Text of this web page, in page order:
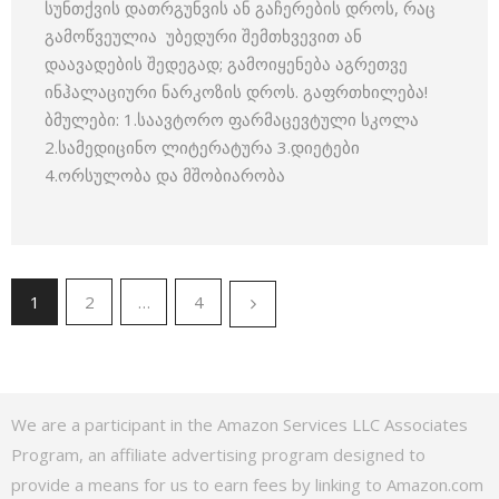
სუნთქვის დათრგუნვის ან გაჩერების დროს, რაც
გამოწვეულია უბედური შემთხვევით ან
დაავადების შედეგად; გამოიყენება აგრეთვე
ინჰალაციური ნარკოზის დროს. გაფრთხილება!
ბმულები: 1.საავტორო ფარმაცევტული სკოლა
2.სამედიცინო ლიტერატურა 3.დიეტები
4.ორსულობა და მშობიარობა
1 2 … 4
We are a participant in the Amazon Services LLC Associates
Program, an affiliate advertising program designed to
provide a means for us to earn fees by linking to Amazon.com